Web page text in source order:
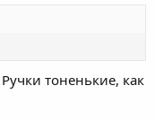
тоненькие, как